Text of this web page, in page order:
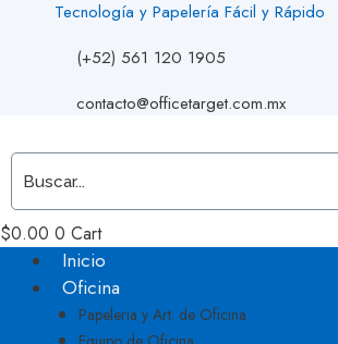
Tecnología y Papelería Fácil y Rápido
(+52) 561 120 1905
contacto@officetarget.com.mx
$0.00 0 Cart
Inicio
Oficina
Papeleria y Art. de Oficina